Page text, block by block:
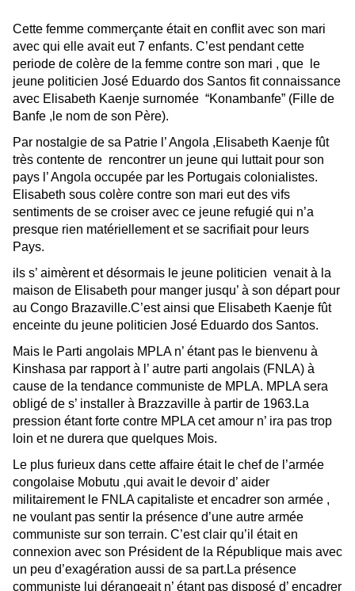
Cette femme commerçante était en conflit avec son mari
avec qui elle avait eut 7 enfants. C’est pendant cette
periode de colère de la femme contre son mari , que
le
jeune politicien José Eduardo dos Santos fit connaissance
avec Elisabeth Kaenje surnomée “Konambanfe” (Fille de
Banfe ,le nom de son Père).
Par nostalgie de sa Patrie l’ Angola ,Elisabeth Kaenje fût
très contente de rencontrer un jeune qui luttait pour son
pays l’ Angola occupée par les Portugais colonialistes.
Elisabeth sous colère contre son mari eut des vifs
sentiments de se croiser avec ce jeune refugié qui n’a
presque rien matériellement et se sacrifiait pour leurs
Pays.
ils s’ aimèrent et désormais le jeune politicien venait à la
maison de Elisabeth pour manger jusqu’ à son départ pour
au Congo Brazaville.C’est ainsi que Elisabeth Kaenje fût
enceinte du jeune politicien José Eduardo dos Santos.
Mais le Parti angolais MPLA n’ étant pas le bienvenu à
Kinshasa par rapport à l’ autre parti angolais (FNLA) à
cause de la tendance communiste de MPLA. MPLA sera
obligé de s’ installer à Brazzaville à partir de 1963.La
pression étant forte contre MPLA cet amour n’ ira pas trop
loin et ne durera que quelques Mois.
Le plus furieux dans cette affaire était le chef de l’armée
congolaise Mobutu ,qui avait le devoir d’ aider
militairement le FNLA capitaliste et encadrer son armée ,
ne voulant pas sentir la présence d’une autre armée
communiste sur son terrain. C’est clair qu’il était en
connexion avec son Président de la République mais avec
un peu d’exagération aussi de sa part.La présence
communiste lui dérangeait n’ étant pas disposé d’ encadrer